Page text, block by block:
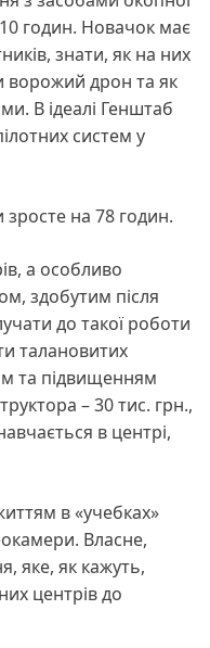
годин. Новачок має
знати, як на них
ворожий дрон та як
В ідеалі Генштаб
систем у
зросте на 78 годин.
а особливо
здобутим після
до такої роботи
талановитих
та підвищенням
– 30 тис. грн.,
в центрі,
в «учебках»
Власне,
яке, як кажуть,
центрів до